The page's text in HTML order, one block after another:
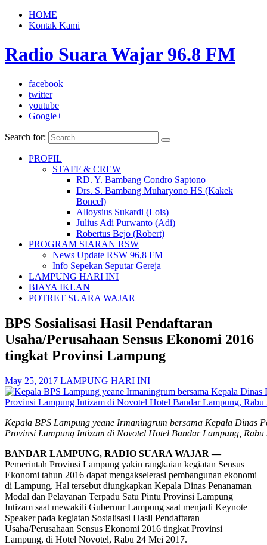
HOME
Kontak Kami
Radio Suara Wajar 96.8 FM
facebook
twitter
youtube
Google+
Search for:
PROFIL
STAFF & CREW
RD. Y. Bambang Condro Saptono
Drs. S. Bambang Muharyono HS (Kakek
Boncel)
Alloysius Sukardi (Lois)
Julius Adi Purwanto (Adi)
Robertus Bejo (Robert)
PROGRAM SIARAN RSW
News Update RSW 96,8 FM
Info Sepekan Seputar Gereja
LAMPUNG HARI INI
BIAYA IKLAN
POTRET SUARA WAJAR
BPS Sosialisasi Hasil Pendaftaran
Usaha/Perusahaan Sensus Ekonomi 2016
tingkat Provinsi Lampung
May 25, 2017 LAMPUNG HARI INI
Kepala BPS Lampung yeane Irmaningrum bersama Kepala Dinas
Provinsi Lampung Intizam di Novotel Hotel Bandar Lampung, Rabu
BANDAR LAMPUNG, RADIO SUARA WAJAR —
Pemerintah Provinsi Lampung yakin rangkaian kegiatan Sensus
Ekonomi tahun 2016 dapat mengakselerasi pembangunan ekonomi
di Lampung. Hal tersebut diungkapkan Kepala Dinas Penanaman
Modal dan Pelayanan Terpadu Satu Pintu Provinsi Lampung
Intizam saat mewakili Gubernur Lampung saat menjadi Keynote
Speaker pada kegiatan Sosialisasi Hasil Pendaftaran
Usaha/Perusahaan Sensus Ekonomi 2016 tingkat Provinsi
Lampung, di Hotel Novotel, Rabu 24 Mei 2017.